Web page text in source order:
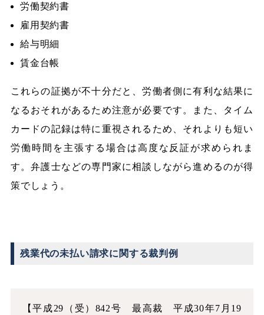
労働契約書
雇用契約書
給与明細
賃金台帳
これらの証拠が不十分だと、労働者側に有利な結果に
なるおそれがあるため注意が必要です。また、タイム
カードの記録は特に重視されるため、それよりも短い
労働時間を主張する場合は高度な反証が求められま
す。弁護士などの専門家に相談しながら進めるのが得
策でしょう。
残業代の未払い請求に関する裁判例
【平成29（受）842号 最高裁 平成30年7月19